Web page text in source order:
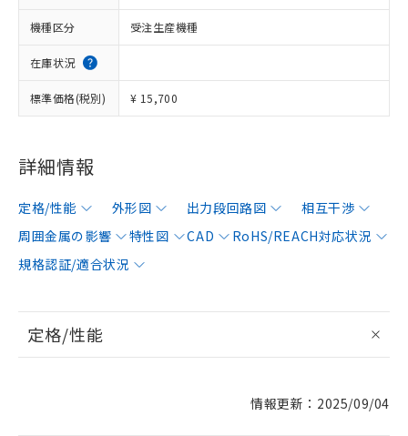
機種区分 受注生産機種
在庫状況
標準価格(税別) ¥ 15,700
詳細情報
定格/性能 外形図 出力段回路図
相互干渉
周囲金属の影響
特性図 CAD
RoHS/REACH対応状況
規格認証/適合状況
定格/性能
情報更新：2025/09/04